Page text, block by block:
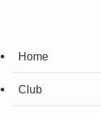
Home
Club